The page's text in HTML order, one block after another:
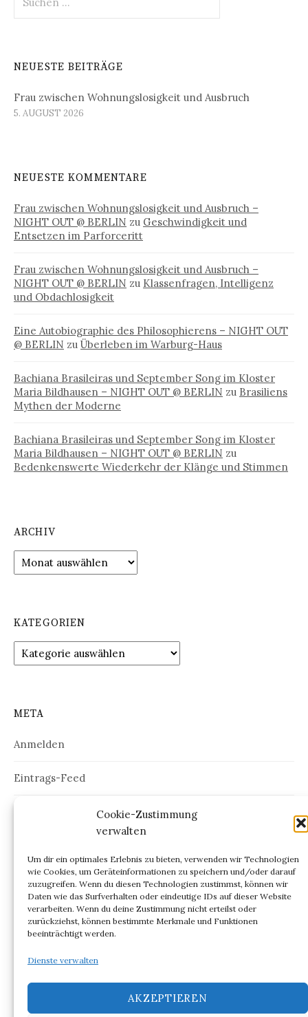
Cookie-Zustimmung
verwalten
Um dir ein optimales Erlebnis zu bieten, verwenden wir Technologien
wie Cookies, um Geräteinformationen zu speichern und/oder darauf
zuzugreifen. Wenn du diesen Technologien zustimmst, können wir
Daten wie das Surfverhalten oder eindeutige IDs auf dieser Website
verarbeiten. Wenn du deine Zustimmung nicht erteilst oder
zurückziehst, können bestimmte Merkmale und Funktionen
beeinträchtigt werden.
Dienste verwalten
AKZEPTIEREN
nach:
NEUESTE BEITRÄGE
Frau zwischen Wohnungslosigkeit und Ausbruch
5. AUGUST 2026
NEUESTE KOMMENTARE
Frau zwischen Wohnungslosigkeit und Ausbruch –
NIGHT OUT @ BERLIN zu Geschwindigkeit und
Entsetzen im Parforceritt
Frau zwischen Wohnungslosigkeit und Ausbruch –
NIGHT OUT @ BERLIN zu Klassenfragen, Intelligenz
und Obdachlosigkeit
Eine Autobiographie des Philosophierens – NIGHT OUT
@ BERLIN zu Überleben im Warburg-Haus
Bachiana Brasileiras und September Song im Kloster
Maria Bildhausen – NIGHT OUT @ BERLIN zu Brasiliens
Mythen der Moderne
Bachiana Brasileiras und September Song im Kloster
Maria Bildhausen – NIGHT OUT @ BERLIN zu
Bedenkenswerte Wiederkehr der Klänge und Stimmen
ARCHIV
Archiv
KATEGORIEN
Kategorien
META
Anmelden
Eintrags-Feed
Kommentar-Feed
ARCHIV
Archiv